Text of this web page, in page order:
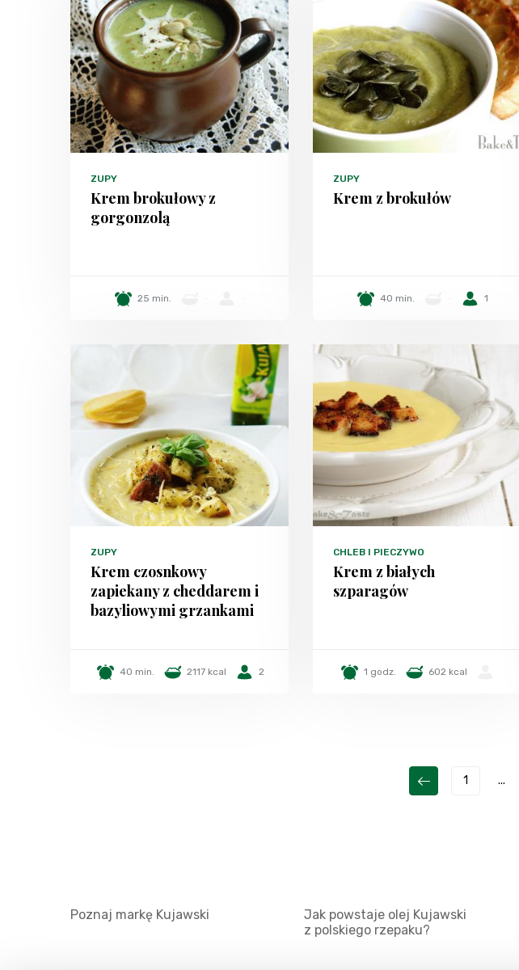
ZUPY
Krem brokułowy z
gorgonzolą
25 min.
ZUPY
Krem z brokułów
40 min. 1
ZUPY
Krem czosnkowy
zapiekany z cheddarem i
bazyliowymi grzankami
40 min. 2117 kcal 2
CHLEB I PIECZYWO
Krem z białych
szparagów
1 godz. 602 kcal
1 ...
Poznaj markę Kujawski
Jak powstaje olej Kujawski
z polskiego rzepaku?